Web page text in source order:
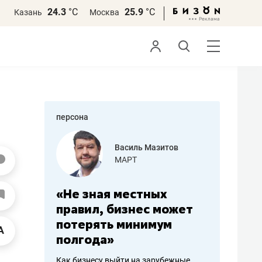
Казань 24.3 °С Москва 25.9 °С
персона
работа
Василь Мазитов
МАРТ
«Не зная местных
правил, бизнес может
потерять минимум
полгода»